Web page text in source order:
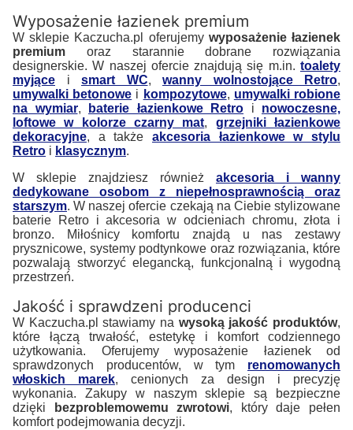
Wyposażenie łazienek premium
W sklepie Kaczucha.pl oferujemy wyposażenie łazienek
premium oraz starannie dobrane rozwiązania
designerskie. W naszej ofercie znajdują się m.in. toalety
myjące i smart WC, wanny wolnostojące Retro,
umywalki betonowe i kompozytowe, umywalki robione
na wymiar, baterie łazienkowe Retro i nowoczesne,
loftowe w kolorze czarny mat, grzejniki łazienkowe
dekoracyjne, a także akcesoria łazienkowe w stylu
Retro i klasycznym.
W sklepie znajdziesz również akcesoria i wanny
dedykowane osobom z niepełnosprawnością oraz
starszym. W naszej ofercie czekają na Ciebie stylizowane
baterie Retro i akcesoria w odcieniach chromu, złota i
bronzo. Miłośnicy komfortu znajdą u nas zestawy
prysznicowe, systemy podtynkowe oraz rozwiązania, które
pozwalają stworzyć elegancką, funkcjonalną i wygodną
przestrzeń.
Jakość i sprawdzeni producenci
W Kaczucha.pl stawiamy na wysoką jakość produktów,
które łączą trwałość, estetykę i komfort codziennego
użytkowania. Oferujemy wyposażenie łazienek od
sprawdzonych producentów, w tym renomowanych
włoskich marek, cenionych za design i precyzję
wykonania. Zakupy w naszym sklepie są bezpieczne
dzięki
bezproblemowemu zwrotowi, który daje pełen
komfort podejmowania decyzji.